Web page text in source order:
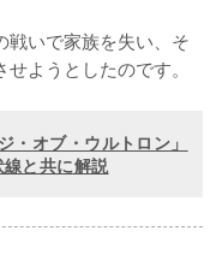
戦いで家族を失い、そ
ようとしたのです。
・オブ・ウルトロン」
と共に解説